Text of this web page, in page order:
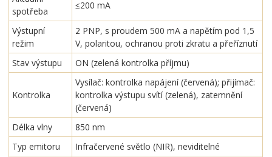
spotřeba
≤200 mA
Výstupní
režim
2 PNP, s proudem 500 mA a napětím pod 1,5
V, polaritou, ochranou proti zkratu a přeříznutí
Stav výstupu
ON (zelená kontrolka příjmu)
Kontrolka
Vysílač: kontrolka napájení (červená); přijímač:
kontrolka výstupu svítí (zelená), zatemnění
(červená)
Délka vlny
850 nm
Typ emitoru
Infračervené světlo (NIR), neviditelné